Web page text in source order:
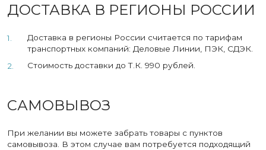
ДОСТАВКА В РЕГИОНЫ РОССИИ
Доставка в регионы России считается по тарифам
транспортных компаний: Деловые Линии, ПЭК, СДЭК.
Стоимость доставки до Т.К. 990 рублей.
САМОВЫВОЗ
При желании вы можете забрать товары с пунктов
самовывоза. В этом случае вам потребуется подходящий